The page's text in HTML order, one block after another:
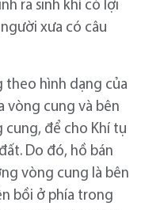
ra sinh khí có lợi
xưa có câu
theo hình dạng của
vòng cung và bên
cung, để cho Khí tụ
Do đó, hồ bán
vòng cung là bên
bồi ở phía trong